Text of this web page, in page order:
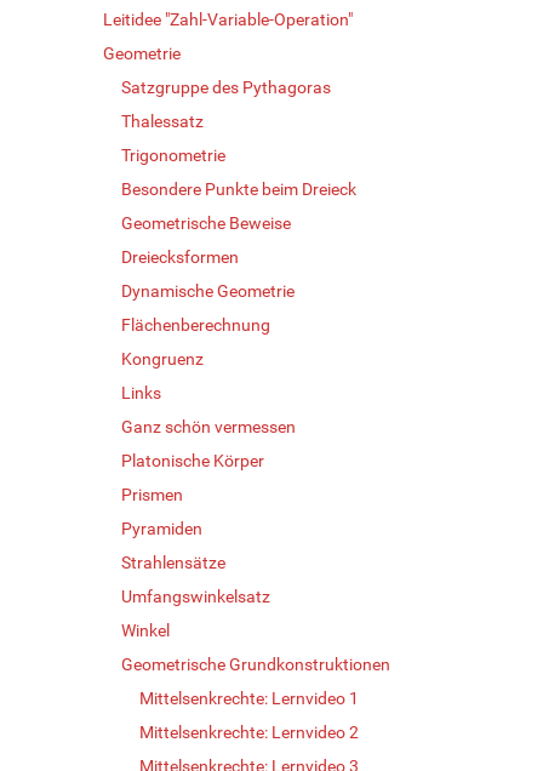
Leitidee "Zahl-Variable-Operation"
Geometrie
Satzgruppe des Pythagoras
Thalessatz
Trigonometrie
Besondere Punkte beim Dreieck
Geometrische Beweise
Dreiecksformen
Dynamische Geometrie
Flächenberechnung
Kongruenz
Links
Ganz schön vermessen
Platonische Körper
Prismen
Pyramiden
Strahlensätze
Umfangswinkelsatz
Winkel
Geometrische Grundkonstruktionen
Mittelsenkrechte: Lernvideo 1
Mittelsenkrechte: Lernvideo 2
Mittelsenkrechte: Lernvideo 3